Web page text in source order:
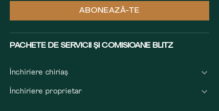
ABONEAZĂ-TE
PACHETE DE SERVICII ȘI COMISIOANE BLITZ
Închiriere chiriaș
Închiriere proprietar